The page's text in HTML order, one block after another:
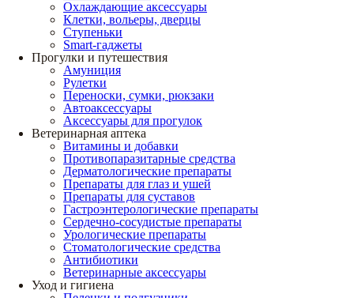
Охлаждающие аксессуары
Клетки, вольеры, дверцы
Ступеньки
Smart-гаджеты
Прогулки и путешествия
Амуниция
Рулетки
Переноски, сумки, рюкзаки
Автоаксессуары
Аксессуары для прогулок
Ветеринарная аптека
Витамины и добавки
Противопаразитарные средства
Дерматологические препараты
Препараты для глаз и ушей
Препараты для суставов
Гастроэнтерологические препараты
Сердечно-сосудистые препараты
Урологические препараты
Стоматологические средства
Антибиотики
Ветеринарные аксессуары
Уход и гигиена